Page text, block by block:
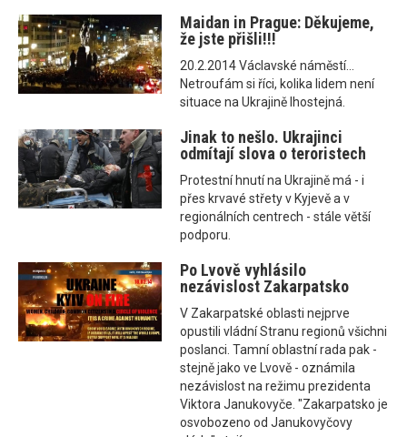
Maidan in Prague: Děkujeme,
že jste přišli!!!
20.2.2014 Václavské náměstí...
Netroufám si říci, kolika lidem není
situace na Ukrajině lhostejná.
Jinak to nešlo. Ukrajinci
odmítají slova o teroristech
Protestní hnutí na Ukrajině má - i
přes krvavé střety v Kyjevě a v
regionálních centrech - stále větší
podporu.
Po Lvově vyhlásilo
nezávislost Zakarpatsko
V Zakarpatské oblasti nejprve
opustili vládní Stranu regionů všichni
poslanci. Tamní oblastní rada pak -
stejně jako ve Lvově - oznámila
nezávislost na režimu prezidenta
Viktora Janukovyče. "Zakarpatsko je
osvobozeno od Janukovyčovy